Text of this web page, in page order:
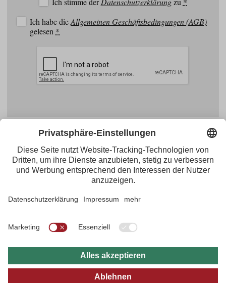
Ich habe dieAllgemeinen Geschäftsbedingungen (AGB)
gelesen *
Tirol Werbung
Maria-Theresien-Straße 55 · 6020 Innsbruck
+43.512.5320-656· presse@tirol.at
RSS-Feeds
Impressum
Datenschutzerklärung
Barrierefreiheitserklärung
AGBs
FAQs
Instagram